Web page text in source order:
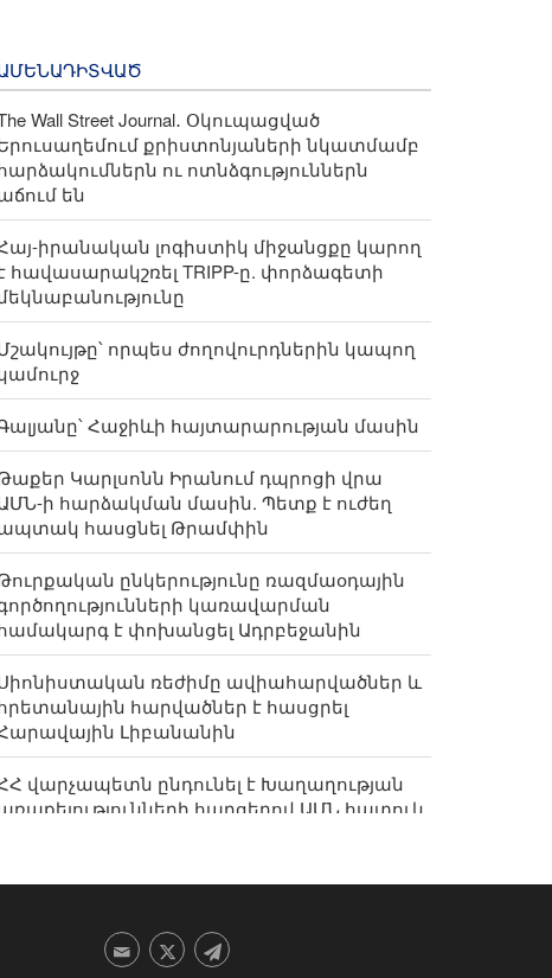
Wall Street Journal․ Օկուպացված
քրիստոնյաների նկատմամբ
ու ոտնձգություններն
են
իրանական լոգիստիկ միջանցքը կարող
հավասարակշռել TRIPP-ը. փորձագետի
որպես ժողովուրդներին կապող
Հաջիևի հայտարարության մասին
Կարլսոնն Իրանում դպրոցի վրա
ի հարձակման մասին. Պետք է ուժեղ
հասցնել Թրամփին
ընկերությունը ռազմաօդային
կառավարման
է փոխանցել Ադրբեջանին
ռեժիմը ավիահարվածներ և
հարվածներ է հասցրել
Լիբանանին
վարչապետն ընդունել է Խաղաղության
հարցերով ԱՄՆ հատուկ
հետ պատերազմը՝ Թրամփի
միջանկյալ ընտրություններում